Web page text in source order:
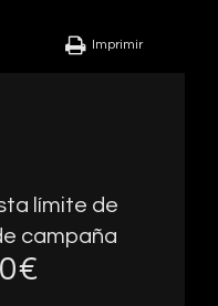
Imprimir
límite de
campaña
€